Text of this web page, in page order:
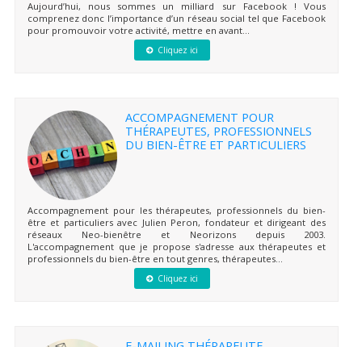
Aujourd’hui, nous sommes un milliard sur Facebook ! Vous
comprenez donc l’importance d’un réseau social tel que Facebook
pour promouvoir votre activité, mettre en avant...
Cliquez ici
ACCOMPAGNEMENT POUR
THÉRAPEUTES, PROFESSIONNELS
DU BIEN-ÊTRE ET PARTICULIERS
Accompagnement pour les thérapeutes, professionnels du bien-
être et particuliers avec Julien Peron, fondateur et dirigeant des
réseaux Neo-bienêtre et Neorizons depuis 2003.
L'accompagnement que je propose s'adresse aux thérapeutes et
professionnels du bien-être en tout genres, thérapeutes...
Cliquez ici